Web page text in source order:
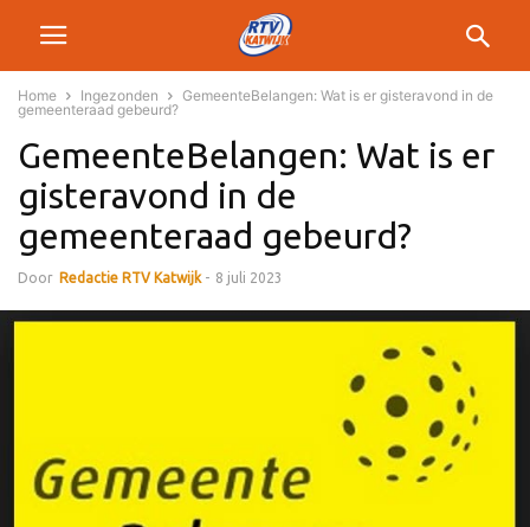
Home Ingezonden
GemeenteBelangen: Wat is er gisteravond in de
gemeenteraad gebeurd?
GemeenteBelangen: Wat is er
gisteravond in de
gemeenteraad gebeurd?
Door Redactie RTV Katwijk - 8 juli 2023